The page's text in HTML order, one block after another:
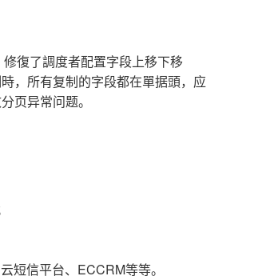
復了調度者配置字段上移下移
，所有复制的字段都在單据頭，应
页异常问题。
短信平台、ECCRM等等。